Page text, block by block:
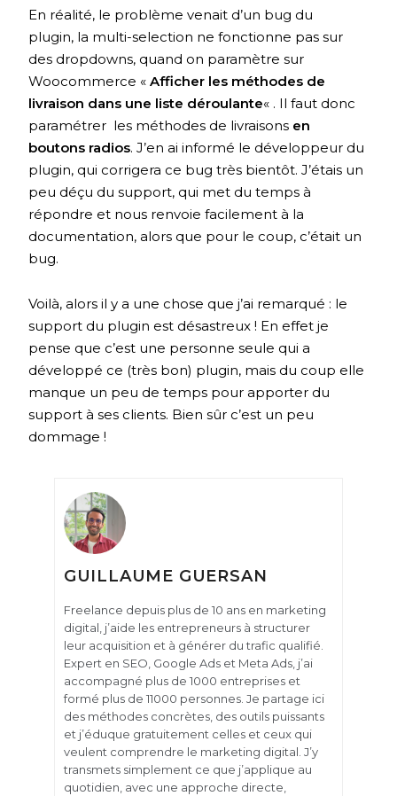
En réalité, le problème venait d’un bug du
plugin, la multi-selection ne fonctionne pas sur
des dropdowns, quand on paramètre sur
Woocommerce «Afficher les méthodes de
livraison dans une liste déroulante« . Il faut donc
paramétrer les méthodes de livraisons en
boutons radios. J’en ai informé le développeur du
plugin, qui corrigera ce bug très bientôt. J’étais un
peu déçu du support, qui met du temps à
répondre et nous renvoie facilement à la
documentation, alors que pour le coup, c’était un
bug.
Voilà, alors il y a une chose que j’ai remarqué : le
support du plugin est désastreux ! En effet je
pense que c’est une personne seule qui a
développé ce (très bon) plugin, mais du coup elle
manque un peu de temps pour apporter du
support à ses clients. Bien sûr c’est un peu
dommage !
GUILLAUME GUERSAN
Freelance depuis plus de 10 ans en marketing
digital, j’aide les entrepreneurs à structurer
leur acquisition et à générer du trafic qualifié.
Expert en SEO, Google Ads et Meta Ads, j’ai
accompagné plus de 1000 entreprises et
formé plus de 11000 personnes. Je partage ici
des méthodes concrètes, des outils puissants
et j’éduque gratuitement celles et ceux qui
veulent comprendre le marketing digital. J’y
transmets simplement ce que j’applique au
quotidien, avec une approche directe,